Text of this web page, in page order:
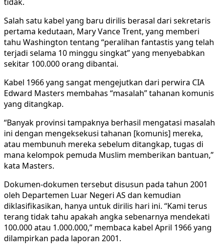
Salah satu kabel yang baru dirilis berasal dari sekretaris
pertama kedutaan, Mary Vance Trent, yang memberi
tahu Washington tentang “peralihan fantastis yang telah
terjadi selama 10 minggu singkat” yang menyebabkan
sekitar 100.000 orang dibantai.
Kabel 1966 yang sangat mengejutkan dari perwira CIA
Edward Masters membahas “masalah” tahanan komunis
yang ditangkap.
“Banyak provinsi tampaknya berhasil mengatasi masalah
ini dengan mengeksekusi tahanan [komunis] mereka,
atau membunuh mereka sebelum ditangkap, tugas di
mana kelompok pemuda Muslim memberikan bantuan,”
kata Masters.
Dokumen-dokumen tersebut disusun pada tahun 2001
oleh Departemen Luar Negeri AS dan kemudian
diklasifikasikan, hanya untuk dirilis hari ini. “Kami terus
terang tidak tahu apakah angka sebenarnya mendekati
100.000 atau 1.000.000,” membaca kabel April 1966 yang
dilampirkan pada laporan 2001.